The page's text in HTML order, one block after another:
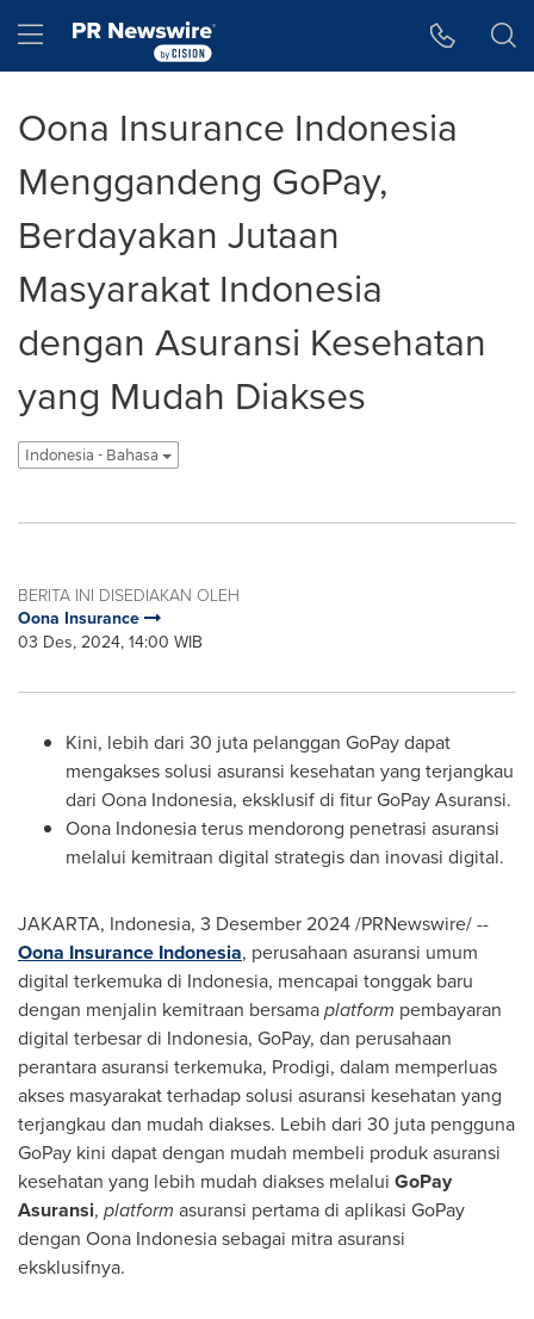
Hamburger menu
Oona Insurance Indonesia
Menggandeng GoPay,
Berdayakan Jutaan
Masyarakat Indonesia
dengan Asuransi Kesehatan
yang Mudah Diakses
Indonesia - Bahasa
BERITA INI DISEDIAKAN OLEH
Oona Insurance
03 Des, 2024, 14:00 WIB
Kini, lebih dari 30 juta pelanggan GoPay dapat
mengakses solusi asuransi kesehatan yang terjangkau
dari Oona Indonesia, eksklusif di fitur GoPay Asuransi.
Oona Indonesia terus mendorong penetrasi asuransi
melalui kemitraan digital strategis dan inovasi digital.
JAKARTA, Indonesia, 3 Desember 2024/PRNewswire/ --
Oona Insurance Indonesia, perusahaan asuransi umum
digital terkemuka di Indonesia, mencapai tonggak baru
dengan menjalin kemitraan bersamaplatform pembayaran
digital terbesar di Indonesia, GoPay, dan perusahaan
perantara asuransi terkemuka, Prodigi, dalam memperluas
akses masyarakat terhadap solusi asuransi kesehatan yang
terjangkau dan mudah diakses. Lebih dari 30 juta pengguna
GoPay kini dapat dengan mudah membeli produk asuransi
kesehatan yang lebih mudah diakses melalui GoPay
Asuransi, platform asuransi pertama di aplikasi GoPay
dengan Oona Indonesia sebagai mitra asuransi
eksklusifnya.